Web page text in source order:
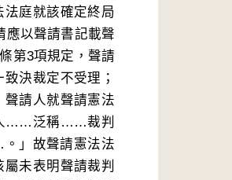
庭就該確定終局
應以聲請書記載聲
第3項規定，聲請
決裁定不受理；
請人就聲請憲法
……泛稱……裁判
」故聲請憲法法
未表明聲請裁判